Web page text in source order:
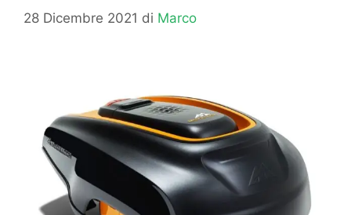
28 Dicembre 2021 di Marco